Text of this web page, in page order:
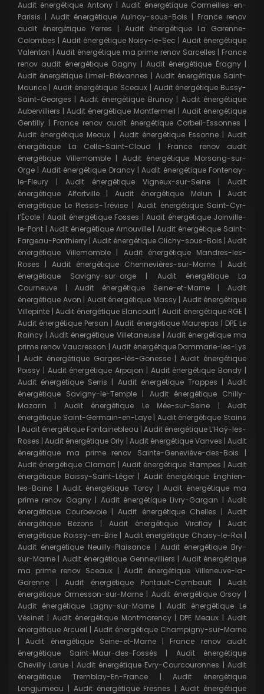
Audit énergétique Antony|Audit énergétique Cormeilles-en-
Parisis | Audit énergétique Aulnay-sous-Bois | France renov
audit énergétique Yerres | Audit énergétique La Garenne-
Colombes | Audit énergétique Noisy-le-Sec | Audit énergétique
Valenton |Audit énergétique ma prime renov Sarcelles | France
renov audit énergétique Gagny | Audit énergétique Éragny|
Audit énergétique Limeil-Brévannes | Audit énergétique Saint-
Maurice |Audit énergétique Sceaux| Audit énergétique Bussy-
Saint-Georges | Audit énergétique Brunoy| Audit énergétique
Aubervilliers |Audit énergétique Montfermeil | Audit énergétique
Gentilly | France renov audit énergétique Corbeil-Essonnes |
Audit énergétique Meaux | Audit énergétique Essonne| Audit
énergétique La Celle-Saint-Cloud | France renov audit
énergétique Villemomble| Audit énergétique Morsang-sur-
Orge | Audit énergétique Drancy|Audit énergétique Fontenay-
le-Fleury | Audit énergétique Vigneux-sur-Seine | Audit
énergétique Alfortville|Audit énergétique Melun |Audit
énergétique Le Plessis-Trévise | Audit énergétique Saint-Cyr-
l’École | Audit énergétique Fosses | Audit énergétique Joinville-
le-Pont | Audit énergétique Arnouville|Audit énergétique Saint-
Fargeau-Ponthierry | Audit énergétique Clichy-sous-Bois | Audit
énergétique Villemomble | Audit énergétique Mandres-les-
Roses | Audit énergétique Chennevières-sur-Marne | Audit
énergétique Savigny-sur-orge | Audit énergétique La
Courneuve |Audit énergétique Seine-et-Marne|Audit
énergétique Avon | Audit énergétique Massy| Audit énergétique
Villepinte |Audit énergétique Elancourt|Audit énergétique RGE |
Audit énergétique Persan |Audit énergétique Maurepas | DPE Le
Raincy |Audit énergétique Villetaneuse| Audit énergétique ma
prime renov Vaucresson | Audit énergétique Dammarie-les-Lys
| Audit énergétique Garges-lès-Gonesse|Audit énergétique
Poissy | Audit énergétique Arpajon | Audit énergétique Bondy |
Audit énergétique Serris | Audit énergétique Trappes | Audit
énergétique Savigny-le-Temple | Audit énergétique Chilly-
Mazarin | Audit énergétique Le Mée-sur-Seine |Audit
énergétique Saint-Germain-en-Laye| Audit énergétique Stains
| Audit énergétique Fontainebleau | Audit énergétique L’Haÿ-les-
Roses |Audit énergétique Orly | Audit énergétique Vanves |Audit
énergétique ma prime renov Sainte-Geneviève-des-Bois |
Audit énergétique Clamart | Audit énergétique Etampes | Audit
énergétique Boissy-Saint-Léger| Audit énergétique Enghien-
les-Bains |Audit énergétique Torcy| Audit énergétique ma
prime renov Gagny| Audit énergétique Livry-Gargan | Audit
énergétique Courbevoie |Audit énergétique Chelles |Audit
énergétique Bezons |Audit énergétique Viroflay|Audit
énergétique Roissy-en-Brie| Audit énergétique Choisy-le-Roi |
Audit énergétique Neuilly-Plaisance | Audit énergétique Bry-
sur-Marne | Audit énergétique Gennevilliers | Audit énergétique
ma prime renov Sceaux | Audit énergétique Villeneuve-la-
Garenne | Audit énergétique Pontault-Combault | Audit
énergétique Ormesson-sur-Marne|Audit énergétique Orsay |
Audit énergétique Lagny-sur-Marne | Audit énergétique Le
Vésinet | Audit énergétique Montmorency| DPE Meaux |Audit
énergétique Arcueil | Audit énergétique Champigny-sur-Marne
|Audit énergétique Seine-et-Marne| France renov audit
énergétique Saint-Maur-des-Fossés | Audit énergétique
Chevilly Larue | Audit énergétique Evry-Courcouronnes |Audit
énergétique Tremblay-En-France|Audit énergétique
Longjumeau | Audit énergétique Fresnes |Audit énergétique